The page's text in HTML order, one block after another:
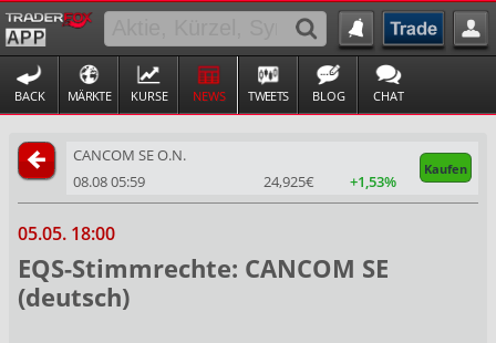
BACK MÄRKTE KURSE NEWS TWEETS BLOG CHAT
CANCOM SE O.N.
Kaufen
08.08 05:59 24,925€ +1,53%
05.05. 18:00
EQS-Stimmrechte: CANCOM SE
(deutsch)